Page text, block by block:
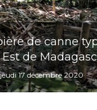
de canne
de
jeudi 17 décembre 2020